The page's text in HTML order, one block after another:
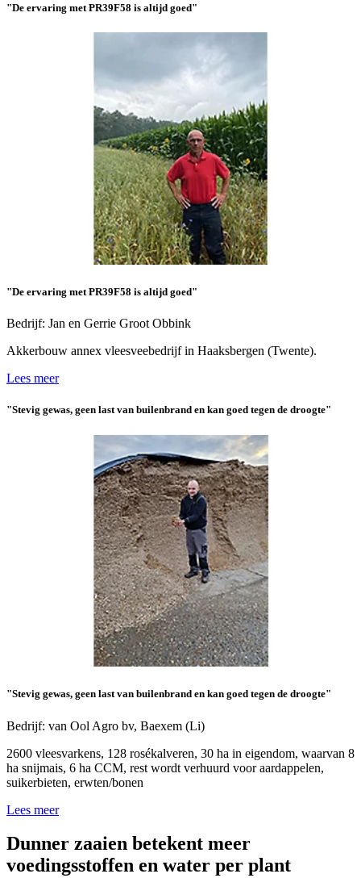
"De ervaring met PR39F58 is altijd goed"
"De ervaring met PR39F58 is altijd goed"
Bedrijf: Jan en Gerrie Groot Obbink
Akkerbouw annex vleesveebedrijf in Haaksbergen (Twente).
Lees meer
"Stevig gewas, geen last van builenbrand en kan goed tegen de droogte"
"Stevig gewas, geen last van builenbrand en kan goed tegen de droogte"
Bedrijf: van Ool Agro bv, Baexem (Li)
2600 vleesvarkens, 128 rosékalveren, 30 ha in eigendom, waarvan 8
ha snijmais, 6 ha CCM, rest wordt verhuurd voor aardappelen,
suikerbieten, erwten/bonen
Lees meer
Dunner zaaien betekent meer
voedingsstoffen en water per plant